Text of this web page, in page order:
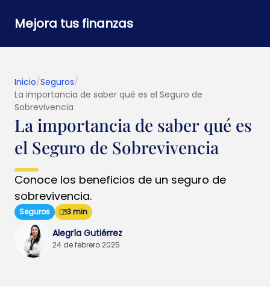
Mejora tus finanzas
Inicio/Seguros/
La importancia de saber qué es el Seguro de
Sobrevivencia
La importancia de saber qué es
el Seguro de Sobrevivencia
Conoce los beneficios de un seguro de
sobrevivencia.
Seguros 3 min
Alegría Gutiérrez
24 de febrero 2025